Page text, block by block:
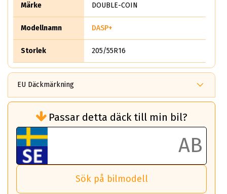
Märke DOUBLE-COIN
Modellnamn DASP+
Storlek 205/55R16
EU Däckmärkning
bränsleförbrukningen)
Det ska vara en betygsskala från klass A
till G för rullmotstånd.
Ett klass A däck kommer ha 6,5% bättre
bränsleförbrukning än ett klass G däck.
Det betyder att om man kör 10,000 km,
så sparar man 50 liter bränsle med ett
Passar detta däck till min bil?
Sök på bilmodell